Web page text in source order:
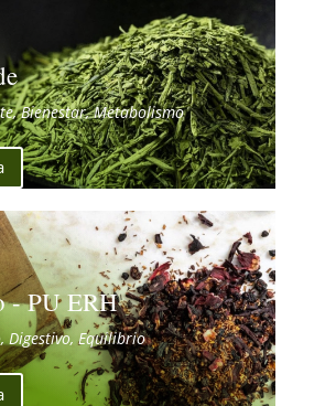
Bienestar, Metabolismo
- PU ERH
Digestivo, Equilibrio